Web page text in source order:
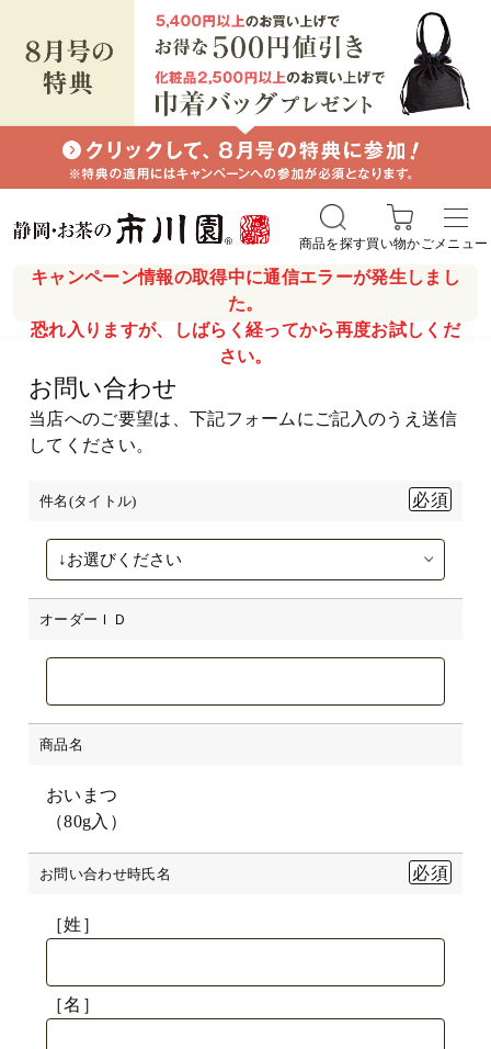
キャンペーン情報の取得中に通信エラーが発生しまし
た。
恐れ入りますが、しばらく経ってから再度お試しくだ
さい。
商品を探す買い物かごメニュー
お問い合わせ
当店へのご要望は、下記フォームにご記入のうえ送信
してください。
件名(タイトル)
オーダーＩＤ
商品名
おいまつ
（80g入）
お問い合わせ時氏名
［姓］
［名］